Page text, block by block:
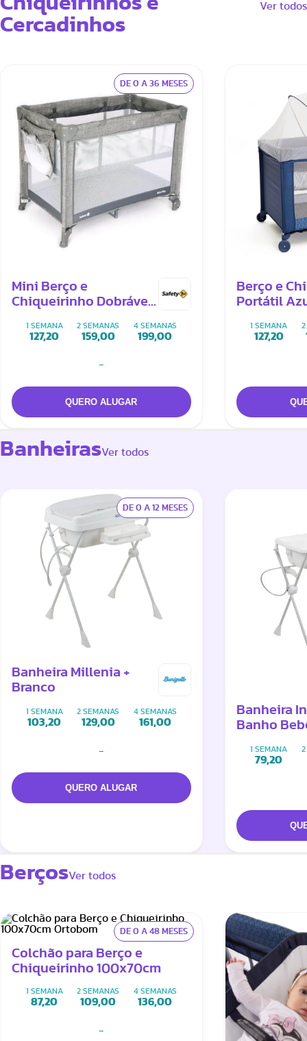
Cercadinhos
Ver todos
DE 0 A 36 MESES
Mini Berço e
Chiqueirinho Dobrável
Bege) + Colchonete
1 SEMANA
127,20
2 SEMANAS
159,00
4 SEMANAS
199,00
-
Berço e
Portátil
(Hello ou
1 SEMANA
127,20
2
BanheirasVer todos
DE 0 A 12 MESES
Banheira Millenia +
Branco
1 SEMANA
103,20
2 SEMANAS
129,00
4 SEMANAS
161,00
-
Banheira
Banho
1 SEMANA
79,20
2
BerçosVer todos
DE 0 A 48 MESES
Colchão para Berço e
Chiqueirinho 100x70cm
1 SEMANA
87,20
2 SEMANAS
109,00
4 SEMANAS
136,00
-